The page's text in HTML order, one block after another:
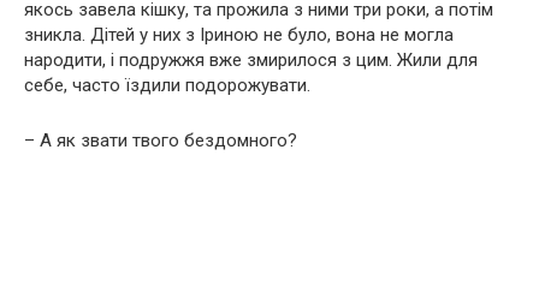
якось завела кішку, та прожила з ними три роки, а потім
зникла. Дітей у них з Іриною не було, вона не могла
народити, і подружжя вже змирилося з цим. Жили для
себе, часто їздили подорожувати.
– А як звати твого бездомного?